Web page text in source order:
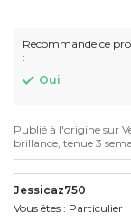
Recommande ce
:
Oui
Publié à l'origine sur
brillance, tenue 3
Jessicaz750
Vous êtes : Particulier